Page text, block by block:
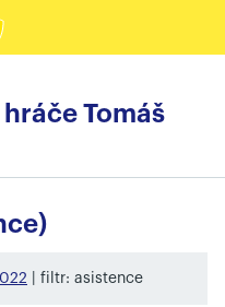
Tomáš
| filtr: asistence